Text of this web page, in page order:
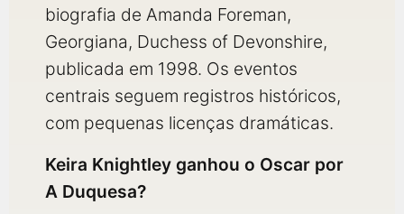
biografia de Amanda Foreman,
Georgiana, Duchess of Devonshire,
publicada em 1998. Os eventos
centrais seguem registros históricos,
com pequenas licenças dramáticas.
Keira Knightley ganhou o Oscar por
A Duquesa?